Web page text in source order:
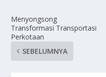
Menyongsong
Transformasi Transportasi
Perkotaan
SEBELUMNYA